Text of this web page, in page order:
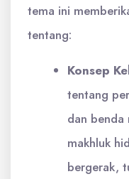
tema ini
tentang:
Konsep
tentang
dan
makhluk
bergerak,